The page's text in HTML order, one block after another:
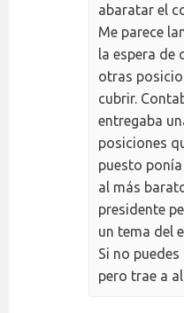
abaratar el
Me parece
la espera de
otras
cubrir.
entregaba
posiciones
puesto
al más
presidente
un tema del
Si no
pero trae a